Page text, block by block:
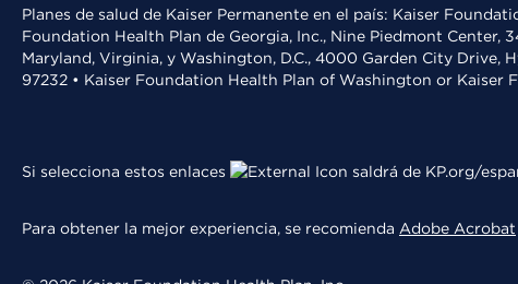
Planes de salud de Kaiser Permanente en el país: Kaiser
Foundation Health Plan de Georgia, Inc., Nine Piedmont Center,
Maryland, Virginia, y Washington, D.C., 4000 Garden City Drive,
97232 • Kaiser Foundation Health Plan of Washington or Kaiser
Si selecciona estos enlaces saldrá de KP.org/
Para obtener la mejor experiencia, se recomienda Adobe Acrobat